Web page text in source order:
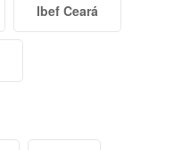
Ibef Ceará